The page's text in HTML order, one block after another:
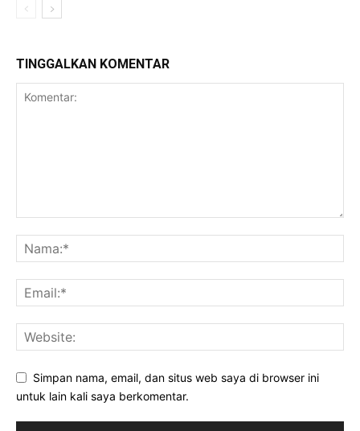
TINGGALKAN KOMENTAR
Simpan nama, email, dan situs web saya di browser ini
untuk lain kali saya berkomentar.